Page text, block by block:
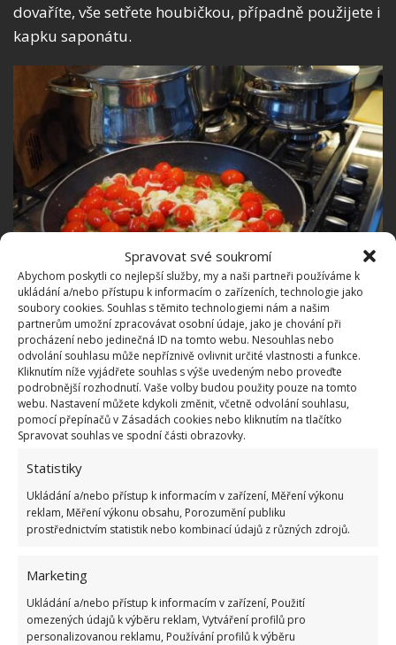
Spravovat své soukromí
Abychom poskytli co nejlepší služby, my a naši partneři používáme k
ukládání a/nebo přístupu k informacím o zařízeních, technologie jako
soubory cookies. Souhlas s těmito technologiemi nám a našim
partnerům umožní zpracovávat osobní údaje, jako je chování při
procházení nebo jedinečná ID na tomto webu. Nesouhlas nebo
odvolání souhlasu může nepříznivě ovlivnit určité vlastnosti a funkce.
Kliknutím níže vyjádřete souhlas s výše uvedeným nebo proveďte
podrobnější rozhodnutí. Vaše volby budou použity pouze na tomto
webu. Nastavení můžete kdykoli změnit, včetně odvolání souhlasu,
pomocí přepínačů v Zásadách cookies nebo kliknutím na tlačítko
Spravovat souhlas ve spodní části obrazovky.
Statistiky
Ukládání a/nebo přístup k informacím v zařízení, Měření výkonu
reklam, Měření výkonu obsahu, Porozumění publiku
prostřednictvím statistik nebo kombinací údajů z různých zdrojů.
Marketing
Ukládání a/nebo přístup k informacím v zařízení, Použití
omezených údajů k výběru reklam, Vytváření profilů pro
personalizovanou reklamu, Používání profilů k výběru
dovaříte, vše setřete houbičkou, případně použijete i
kapku saponátu.
Fotografie: Pixabay
A ještě jedno upozornění na závěr. Jestliže jste při
čištění plynového sporáku rozebrali hořáky, buďte
opatrní,abyste si používanými přípravky neucpali
přívod plynu. Na BydlímeÚtulně jsme také napsali,
jak můžete snadnovyčistit regulační knoflíkyu
sporáků všeho druhu.
Deccoria